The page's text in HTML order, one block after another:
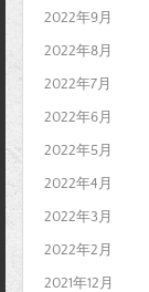
2022年9月
2022年8月
2022年7月
2022年6月
2022年5月
2022年4月
2022年3月
2022年2月
2021年12月